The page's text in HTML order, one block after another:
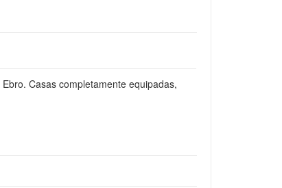
Casas completamente equipadas,